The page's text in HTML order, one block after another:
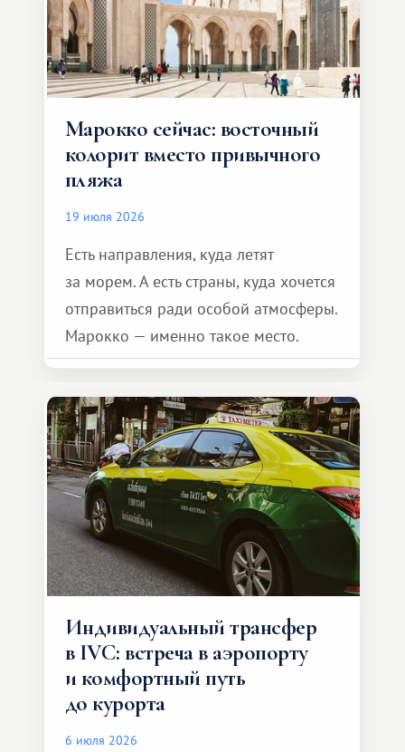
Марокко сейчас: восточный
колорит вместо привычного
пляжа
19 июля 2026
Есть направления, куда летят
за морем. А есть страны, куда хочется
отправиться ради особой атмосферы.
Марокко — именно такое место.
Индивидуальный трансфер
в IVC: встреча в аэропорту
и комфортный путь
до курорта
6 июля 2026